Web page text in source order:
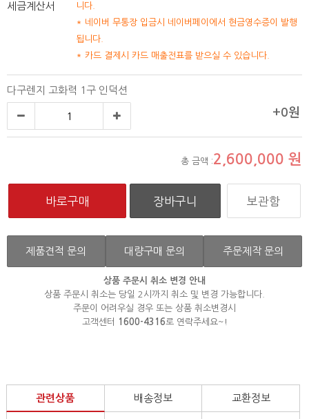
세금계산서
니다.
* 네이버 무통장 입금시 네이버페이에서 현금영수증이 발행
됩니다.
* 카드 결제시 카드 매출전표를 받으실 수 있습니다.
다구렌지 고화력 1구 인덕션
+0원
총 금액 :2,600,000 원
보관함
제품견적 문의 대량구매 문의 주문제작 문의
상품 주문시 취소 변경 안내
상품 주문시 취소는 당일 2시까지 취소 및 변경 가능합니다.
주문이 어려우실 경우 또는 상품 취소변경시
고객센터
1600-4316로 연락주세요~!
관련상품 배송정보 교환정보